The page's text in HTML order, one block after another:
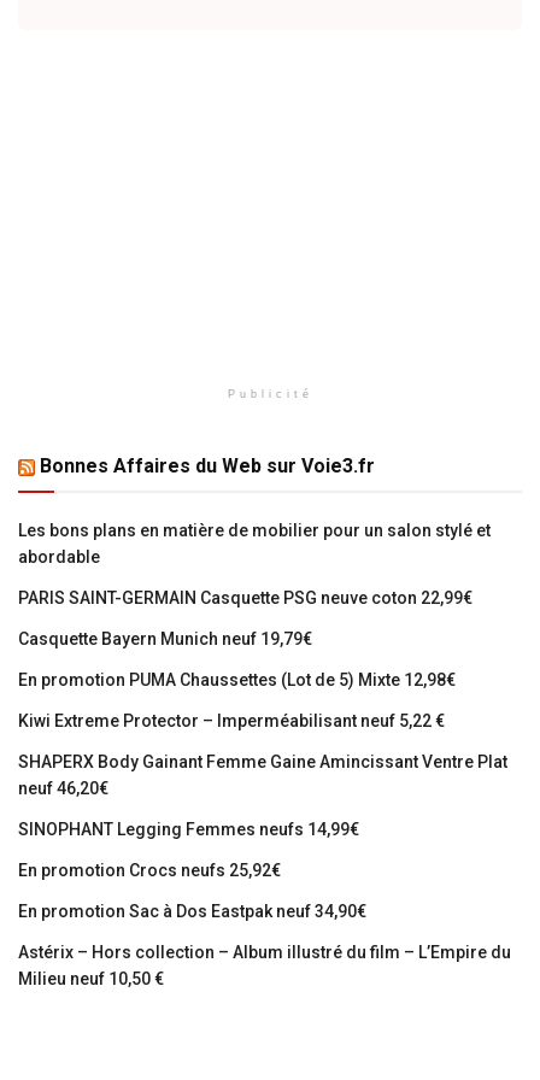
Publicité
Bonnes Affaires du Web sur Voie3.fr
Les bons plans en matière de mobilier pour un salon stylé et
abordable
PARIS SAINT-GERMAIN Casquette PSG neuve coton 22,99€
Casquette Bayern Munich neuf 19,79€
En promotion PUMA Chaussettes (Lot de 5) Mixte 12,98€
Kiwi Extreme Protector – Imperméabilisant neuf 5,22 €
SHAPERX Body Gainant Femme Gaine Amincissant Ventre Plat
neuf 46,20€
SINOPHANT Legging Femmes neufs 14,99€
En promotion Crocs neufs 25,92€
En promotion Sac à Dos Eastpak neuf 34,90€
Astérix – Hors collection – Album illustré du film – L’Empire du
Milieu neuf 10,50 €